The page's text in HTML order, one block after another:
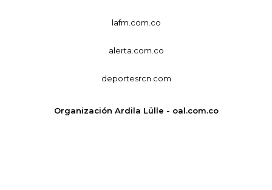
lafm.com.co
alerta.com.co
deportesrcn.com
Organización Ardila Lülle - oal.com.co